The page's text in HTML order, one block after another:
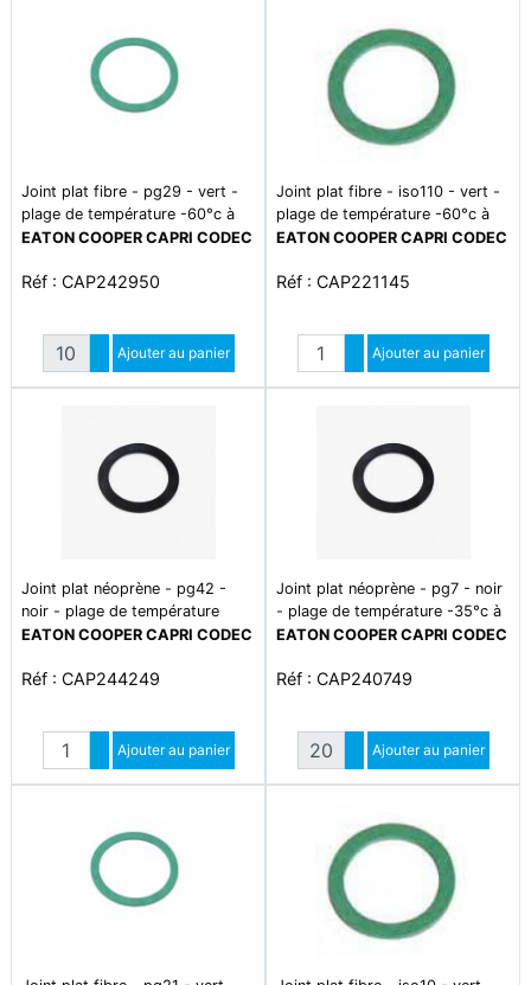
Joint plat fibre - pg29 - vert -
plage de température -60°c à
+140°c0
EATON COOPER CAPRI CODEC
Réf : CAP242950
Quantité
Augmenter quantité
Diminuer quantité
Ajouter au panier
Joint plat fibre - iso110 - vert -
plage de température -60°c à
+140°c
EATON COOPER CAPRI CODEC
Réf : CAP221145
Quantité
Augmenter quantité
Diminuer quantité
Ajouter au panier
Joint plat néoprène - pg42 -
noir - plage de température
-35°c à +120°c
EATON COOPER CAPRI CODEC
Réf : CAP244249
Quantité
Augmenter quantité
Diminuer quantité
Ajouter au panier
Joint plat néoprène - pg7 - noir
- plage de température -35°c à
+120°c
EATON COOPER CAPRI CODEC
Réf : CAP240749
Quantité
Augmenter quantité
Diminuer quantité
Ajouter au panier